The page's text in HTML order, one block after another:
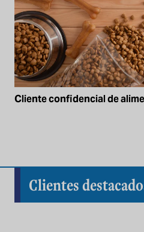
Cliente confidencial de
Clientes